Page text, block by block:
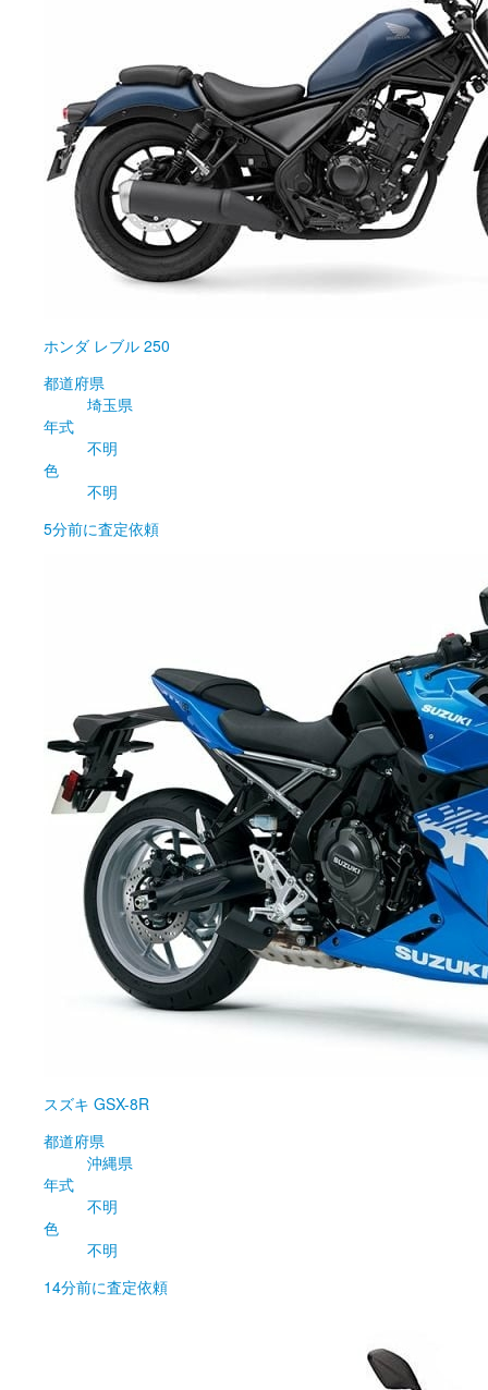
ホンダ レブル 250
都道府県
埼玉県
年式
不明
色
不明
5分前に査定依頼
スズキ GSX-8R
都道府県
沖縄県
年式
不明
色
不明
14分前に査定依頼